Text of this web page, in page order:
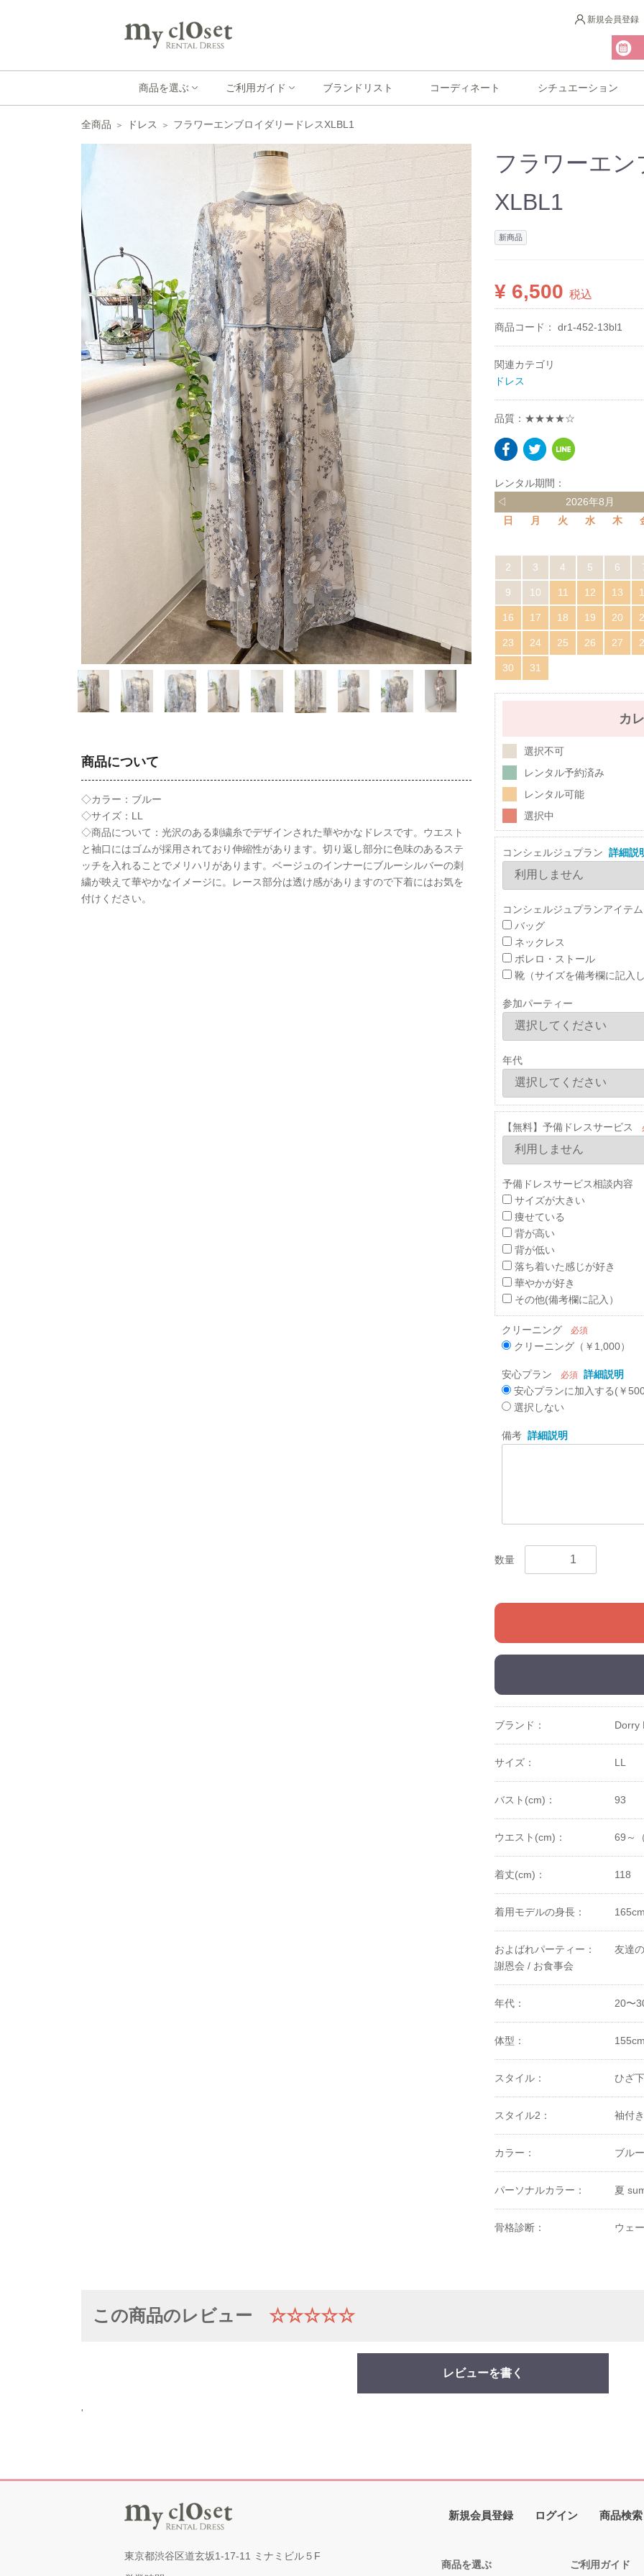
新規会員登録
商品を選ぶ ご利用ガイド ブランドリスト コーディネート シチュエーション
全商品 ドレス フラワーエンブロイダリードレスXLBL1
商品について
◇カラー：ブルー
◇サイズ：LL
◇商品について：光沢のある刺繍糸でデザインされた華やかなドレスです。ウエスト
と袖口にはゴムが採用されており伸縮性があります。切り返し部分に色味のあるステ
ッチを入れることでメリハリがあります。ベージュのインナーにブルーシルバーの刺
繍が映えて華やかなイメージに。レース部分は透け感がありますので下着にはお気を
付けください。
フラワーエ
XLBL1
新商品
¥ 6,500 税込
商品コード： dr1-452-13bl1
関連カテゴリ
ドレス
品質：★★★★☆
レンタル期間：
◁
2026年8月
日
月 火 水 木
2 3 4 5 6
9 10 11 12 13
16 17 18 19 20
23 24 25 26 27
30 31
カ
選択不可
レンタル予約済み
レンタル可能
選択中
コンシェルジュプラン 詳細説
コンシェルジュプランアイテム
バッグ
ネックレス
ボレロ・ストール
靴（サイズを備考欄に記入
参加パーティー
年代
【無料】予備ドレスサービス
予備ドレスサービス相談内
サイズが大きい
痩せている
背が高い
背が低い
落ち着いた感じが好き
華やかが好き
その他(備考欄に記入）
クリーニング 必須
クリーニング（￥1,000）
安心プラン 必須 詳細説明
安心プランに加入する(￥
選択しない
備考 詳細説明
数量
ブランド： Dorry
サイズ： LL
バスト(cm)： 93
ウエスト(cm)： 69～
着丈(cm)： 118
着用モデルの身長：
およばれパーティー：
友達
謝恩会 / お食事会
年代： 20〜
体型：
スタイル： ひざ
スタイル2： 袖付き
カラー： ブル
パーソナルカラー： 夏
骨格診断： ウェ
この商品のレビュー ☆☆☆☆☆
レビューを書く
'
東京都渋谷区道玄坂1-17-11 ミナミビル５F
新規会員登録 ログイン 商品検索
商品を選ぶ ご利用ガイド